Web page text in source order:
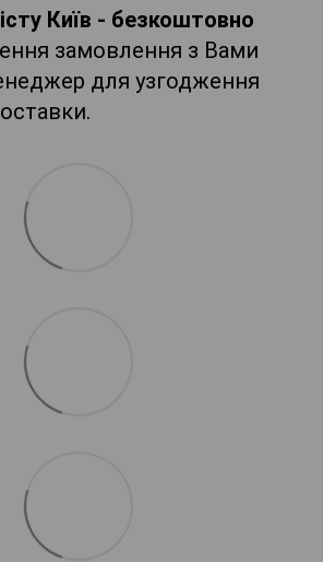
Київ - безкоштовно
замовлення з Вами
для узгодження